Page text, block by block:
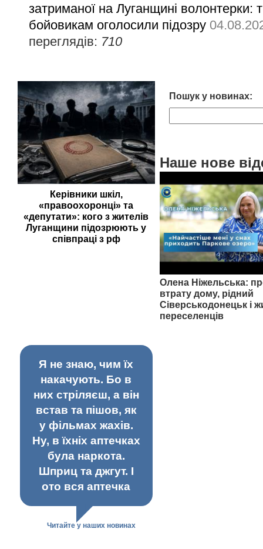
затриманої на Луганщині волонтерки:
бойовикам оголосили підозру
переглядів: 710
Керівники шкіл,
«правоохоронці» та
«депутати»: кого з жителів
Луганщини підозрюють у
співпраці з рф
Пошук у новинах:
Наше нове
Олена Ніжельська:
втрату дому, рідний
Сіверськодонецьк і
переселенців
Я не знаю, чим їх
накачують. Бо в
них стріляєш, а він
встав та пішов, як
у фільмах жахів.
Ну, в їхніх аптечках
була наркота.
Шприц та джгут. І
ото вся аптечка
Читайте у наших новинах